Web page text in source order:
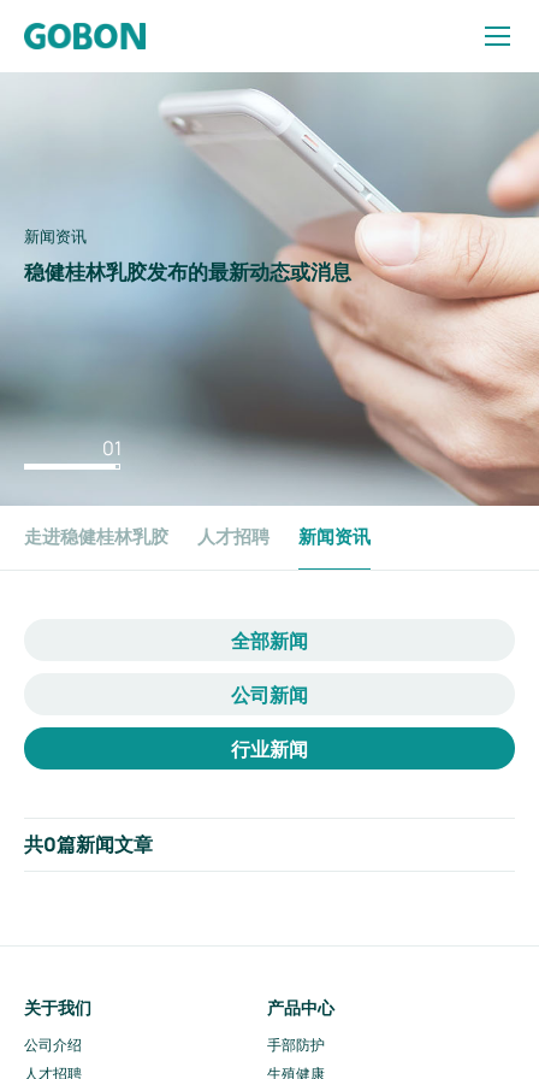
新闻资讯
稳健桂林乳胶发布的最新动态或消息
新闻资讯
稳健桂林乳胶发布的最新动态或消息
新闻资讯
稳健桂林乳胶发布的最新动态或消息
01
走进稳健桂林乳胶 人才招聘 新闻资讯
全部新闻
公司新闻
行业新闻
共0篇新闻文章
关于我们
公司介绍
人才招聘
产品中心
手部防护
生殖健康